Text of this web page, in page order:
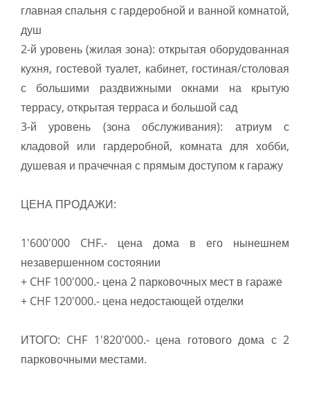
главная спальня с гардеробной и ванной комнатой,
душ
2-й уровень (жилая зона): открытая оборудованная
кухня, гостевой туалет, кабинет, гостиная/столовая
с большими раздвижными окнами на крытую
террасу, открытая терраса и большой сад
3-й уровень (зона обслуживания): атриум с
кладовой или гардеробной, комната для хобби,
душевая и прачечная с прямым доступом к гаражу
ЦЕНА ПРОДАЖИ:
1'600'000 CHF.- цена дома в его нынешнем
незавершенном состоянии
+ CHF 100'000.- цена 2 парковочных мест в гараже
+ CHF 120'000.- цена недостающей отделки
ИТОГО: CHF 1'820'000.- цена готового дома с 2
парковочными местами.